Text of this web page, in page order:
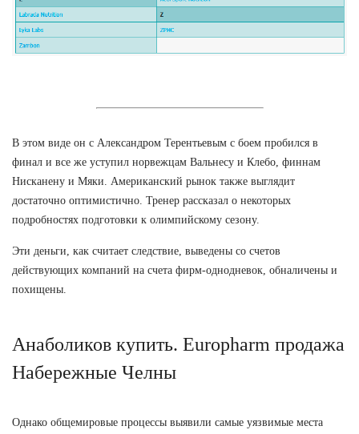
В этом виде он с Александром Терентьевым с боем пробился в
финал и все же уступил норвежцам Вальнесу и Клебо, финнам
Нисканену и Мяки. Американский рынок также выглядит
достаточно оптимистично. Тренер рассказал о некоторых
подробностях подготовки к олимпийскому сезону.
Эти деньги, как считает следствие, выведены со счетов
действующих компаний на счета фирм-однодневок, обналичены и
похищены.
Анаболиков купить. Europharm продажа
Набережные Челны
Однако общемировые процессы выявили самые уязвимые места